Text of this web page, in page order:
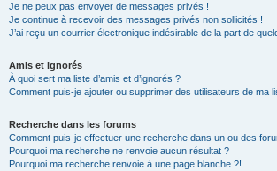
Je ne peux pas envoyer de messages privés !
Je continue à recevoir des messages privés non sollicités !
J’ai reçu un courrier électronique indésirable de la part de
Amis et ignorés
À quoi sert ma liste d’amis et d’ignorés ?
Comment puis-je ajouter ou supprimer des utilisateurs de ma
Recherche dans les forums
Comment puis-je effectuer une recherche dans un ou des
Pourquoi ma recherche ne renvoie aucun résultat ?
Pourquoi ma recherche renvoie à une page blanche ?!